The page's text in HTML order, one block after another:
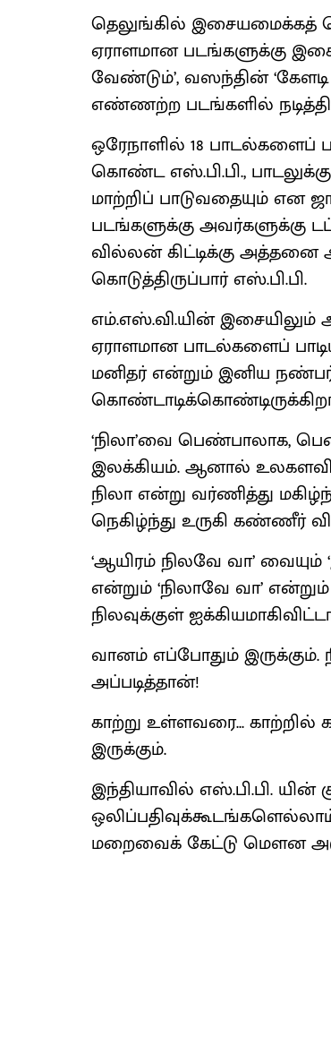
தெலுங்கில் இசையமைக்கத்
ஏராளமான படங்களுக்கு
வேண்டும்’, வஸந்தின்
எண்ணற்ற படங்களில்
ஒரேநாளில் 18 பாடல்களைப்
கொண்ட எஸ்.பி.பி.,
மாற்றிப் பாடுவதையும் என
படங்களுக்கு அவர்களுக்கு
வில்லன் கிட்டிக்கு அத்தனை
கொடுத்திருப்பார் எஸ்.பி.பி.
எம்.எஸ்.வி.யின்
ஏராளமான பாடல்களைப்
மனிதர் என்றும் இனிய
‘நிலா’வை பெண்பாலாக,
இலக்கியம். ஆனால்
நிலா என்று வர்ணித்து
நெகிழ்ந்து உருகி கண்ணீர்
‘ஆயிரம் நிலவே வா’
என்றும் ‘நிலாவே வா’
நிலவுக்குள்
வானம் எப்போதும் இருக்கும்.
அப்படித்தான்!
காற்று உள்ளவரை... காற்றில்
இருக்கும்.
இந்தியாவில் எஸ்.பி.பி.
மறைவைக் கேட்டு மெளன